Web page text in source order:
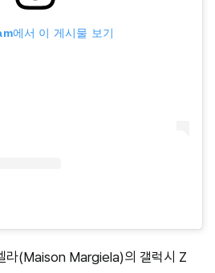
에서 이 게시물 보기
라(Maison Margiela)의 갤럭시 Z